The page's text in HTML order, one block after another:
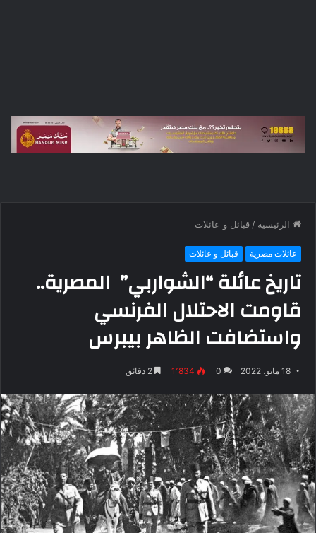
الرئيسية / قبائل و عائلات
عائلات مصرية قبائل و عائلات
تاريخ عائلة “الشواربي” المصرية..
قاومت الاحتلال الفرنسي
واستضافت الظاهر بيبرس
18 مايو، 2022 0 1٬834